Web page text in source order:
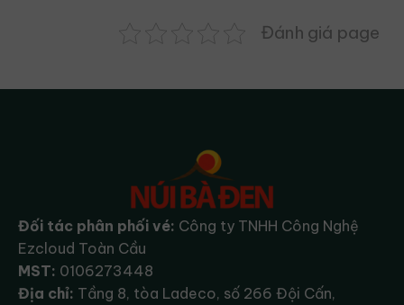
Đánh giá page
Đối tác phân phối vé: Công ty TNHH Công Nghệ
Ezcloud Toàn Cầu
MST: 0106273448
Địa chỉ: Tầng 8, tòa Ladeco, số 266 Đội Cấn,